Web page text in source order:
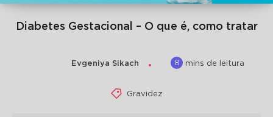
Diabetes Gestacional – O que é, como tratar
Evgeniya Sikach 8 mins de leitura
Gravidez